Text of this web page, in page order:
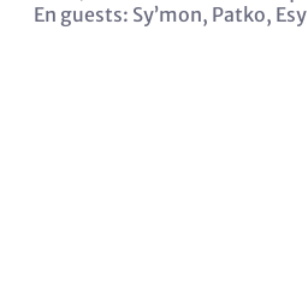
En guests: Sy’mon, Patko,